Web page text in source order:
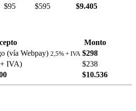
$95 $595 $9.405
Monto
(vía Webpay) 2,5% + IVA $298
+ IVA)
$238
$10.536